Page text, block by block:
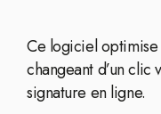
Ce logiciel
changeant d’un clic
signature en ligne.